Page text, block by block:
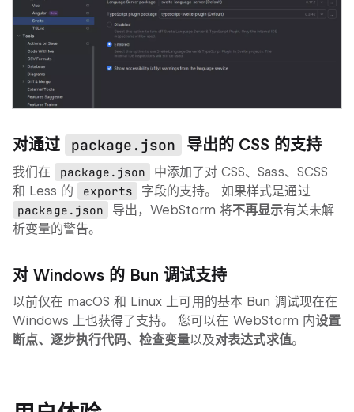
对通过 package.json 导出的 CSS 的支持
我们在 package.json
中添加了对 CSS、Sass、SCSS
和 Less 的
exports
字段的支持。 如果样式是通过
package.json
导出，WebStorm 将不再显示有关未解
析变量的警告。
对 Windows 的 Bun 调试支持
以前仅在 macOS 和 Linux 上可用的基本 Bun 调试现在在
Windows 上也获得了支持。 您可以在 WebStorm 内设置
断点、逐步执行代码、检查变量以及对表达式求值。